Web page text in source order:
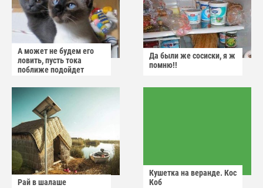
А может не будем его
ловить, пусть тока
поближе подойдет
Да были же сосиски, я ж
помню!!
Рай в шалаше
Кушетка на веранде. Кос
Коб